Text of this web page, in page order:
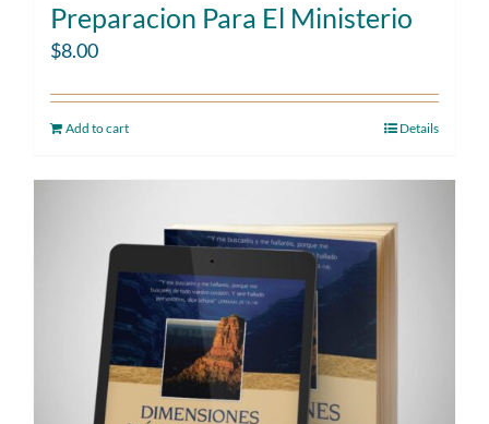
Preparacion Para El Ministerio
$8.00
Add to cart Details